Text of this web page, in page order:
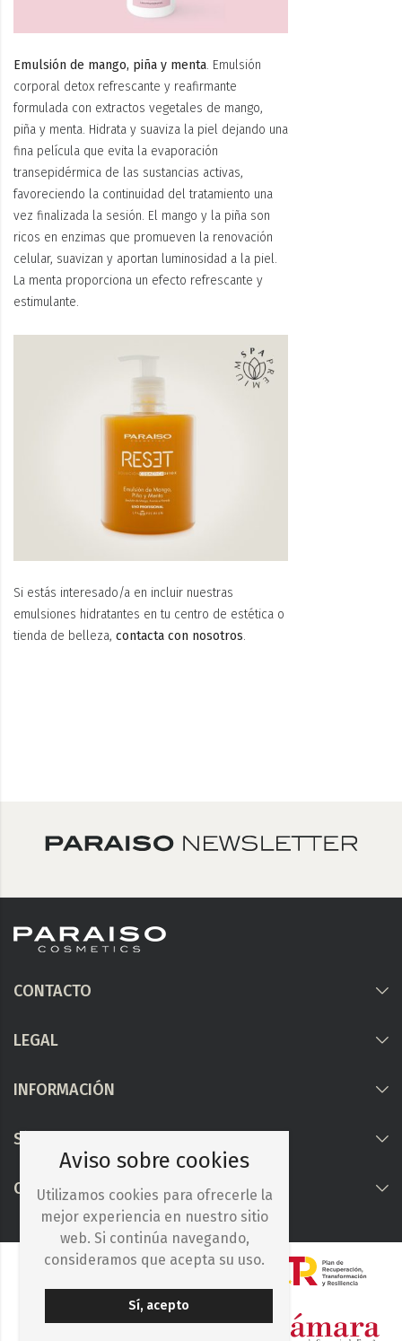
Emulsión de mango, piña y menta. Emulsión
corporal detox refrescante y reafirmante
formulada con extractos vegetales de mango,
piña y menta. Hidrata y suaviza la piel dejando una
fina película que evita la evaporación
transepidérmica de las sustan­cias activas,
favoreciendo la continuidad del tratamiento una
vez finaliza­da la sesión. El mango y la piña son
ricos en enzimas que promueven la renovación
celular, suavizan y aportan luminosidad a la piel.
La menta proporciona un efecto refrescante y
estimulante.
Si estás interesado/a en incluir nuestras
emulsiones hidratantes en tu centro de estética o
tienda de belleza, contacta con nosotros.
CONTACTO
LEGAL
INFORMACIÓN
Síguenos
COLABORAMOS CON
Aviso sobre cookies
Utilizamos cookies para ofrecerle la
mejor experiencia en nuestro sitio
web. Si continúa navegando,
consideramos que acepta su uso.
Sí, acepto